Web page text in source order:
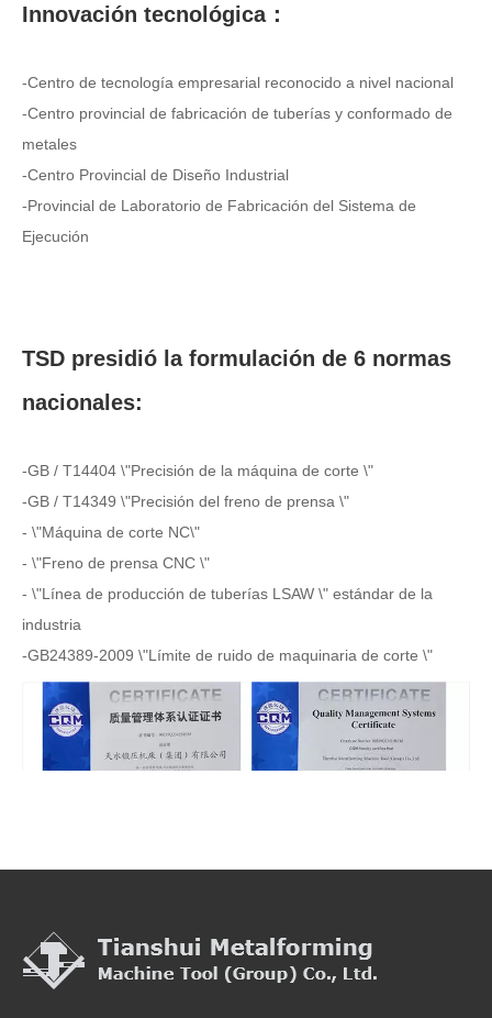
Innovación tecnológica：
-Centro de tecnología empresarial reconocido a nivel nacional
-Centro provincial de fabricación de tuberías y conformado de
metales
-Centro Provincial de Diseño Industrial
-Provincial de Laboratorio de Fabricación del Sistema de
Ejecución
-Estableció dos centros de I + D con la Universidad Xi'an
Jiaotong
TSD presidió la formulación de 6 normas
nacionales:
-GB / T14404 \"Precisión de la máquina de corte \"
-GB / T14349 \"Precisión del freno de prensa \"
- \"Máquina de corte NC\"
- \"Freno de prensa CNC \"
- \"Línea de producción de tuberías LSAW \" estándar de la
industria
-GB24389-2009 \"Límite de ruido de maquinaria de corte \"